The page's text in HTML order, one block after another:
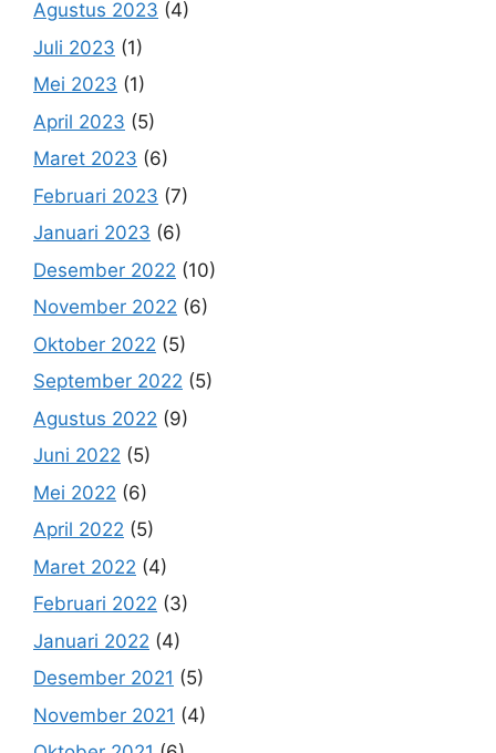
Agustus 2023 (4)
Juli 2023 (1)
Mei 2023 (1)
April 2023 (5)
Maret 2023 (6)
Februari 2023 (7)
Januari 2023 (6)
Desember 2022 (10)
November 2022 (6)
Oktober 2022 (5)
September 2022 (5)
Agustus 2022 (9)
Juni 2022 (5)
Mei 2022 (6)
April 2022 (5)
Maret 2022 (4)
Februari 2022 (3)
Januari 2022 (4)
Desember 2021 (5)
November 2021 (4)